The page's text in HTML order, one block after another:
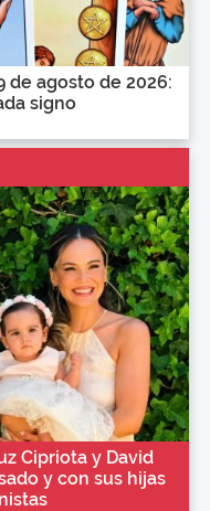
de agosto de 2026:
signo
Cipriota y David
y con sus hijas